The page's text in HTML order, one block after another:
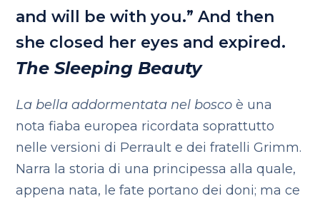
and will be with you.” And then
she closed her eyes and expired.
The Sleeping Beauty
La bella addormentata nel bosco è una
nota fiaba europea ricordata soprattutto
nelle versioni di Perrault e dei fratelli Grimm.
Narra la storia di una principessa alla quale,
appena nata, le fate portano dei doni; ma ce